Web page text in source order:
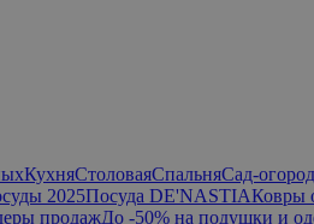
КухняСтоловаяСпальняСад-огород
2025Посуда DE'NASTIAКовры
продажДо -50% на подушки и